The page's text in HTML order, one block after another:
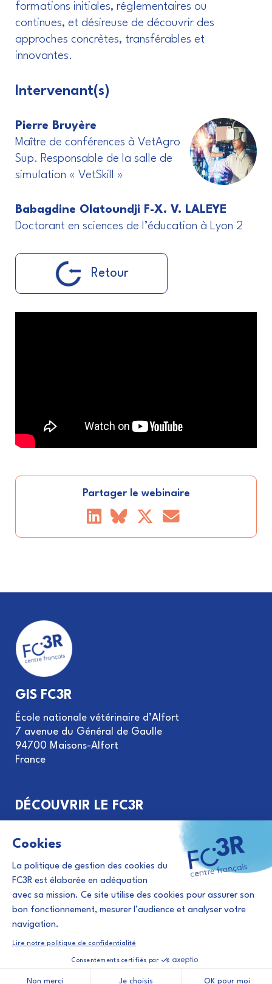
formations initiales, réglementaires ou
continues, et désireuse de découvrir des
approches concrètes, transférables et
innovantes.
Intervenant(s)
Pierre Bruyère
Maître de conférences à VetAgro
Sup. Responsable de la salle de
simulation « VetSkill »
Babagdine Olatoundji F-X. V. LALEYE
Doctorant en sciences de l’éducation à Lyon 2
Retour
Partager le webinaire
GIS FC3R
École nationale vétérinaire d’Alfort
7 avenue du Général de Gaulle
94700 Maisons-Alfort
France
DÉCOUVRIR LE FC3R
Gouvernance du GIS FC3R
Financement de projets
Évènements et actualités 3R
Abonnement à la newsletter
© FC3R 2026 | Mentions légales Plan du site